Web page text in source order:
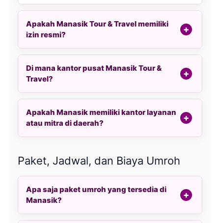
Apakah Manasik Tour & Travel memiliki
izin resmi?
Di mana kantor pusat Manasik Tour &
Travel?
Apakah Manasik memiliki kantor layanan
atau mitra di daerah?
Paket, Jadwal, dan Biaya Umroh
Apa saja paket umroh yang tersedia di
Manasik?